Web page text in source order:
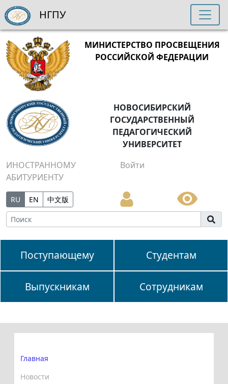
МИНИСТЕРСТВО ПРОСВЕЩЕНИЯ
РОССИЙСКОЙ ФЕДЕРАЦИИ
НОВОСИБИРСКИЙ
ГОСУДАРСТВЕННЫЙ
ПЕДАГОГИЧЕСКИЙ
УНИВЕРСИТЕТ
ИНОСТРАННОМУ
АБИТУРИЕНТУ
Войти
RU EN 中文版
Поступающему Студентам
Выпускникам Сотрудникам
НГПУ
Главная
Новости